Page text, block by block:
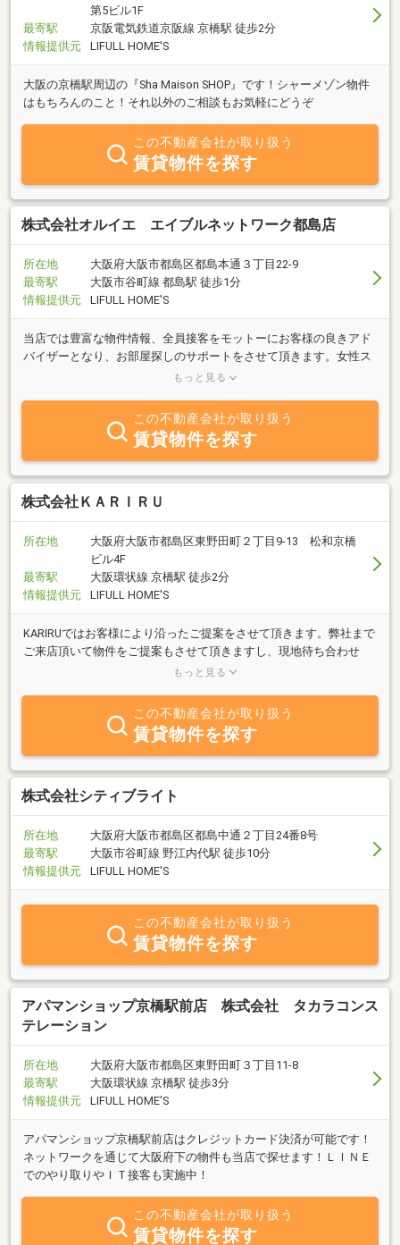
第5ビル1F
最寄駅
京阪電気鉄道京阪線 京橋駅 徒歩2分
情報提供元
LIFULL HOME'S
大阪の京橋駅周辺の『Sha Maison SHOP』です！シャーメゾン物件
はもちろんのこと！それ以外のご相談もお気軽にどうぞ
この不動産会社が取り扱う
賃貸物件を探す
株式会社オルイエ エイブルネットワーク都島店
所在地
大阪府大阪市都島区都島本通３丁目22-9
最寄駅
大阪市谷町線 都島駅 徒歩1分
情報提供元
LIFULL HOME'S
当店では豊富な物件情報、全員接客をモットーにお客様の良きアド
バイザーとなり、お部屋探しのサポートをさせて頂きます。女性ス
タッフも在籍しております。皆様のお問い合わせを心よりお待ち致
もっと見る
この不動産会社が取り扱う
賃貸物件を探す
株式会社ＫＡＲＩＲＵ
所在地
大阪府大阪市都島区東野田町２丁目9-13 松和京橋
ビル4F
最寄駅
大阪環状線 京橋駅 徒歩2分
情報提供元
LIFULL HOME'S
KARIRUではお客様により沿ったご提案をさせて頂きます。弊社まで
ご来店頂いて物件をご提案もさせて頂きますし、現地待ち合わせ
女性スタッフ希望 オンラインでの接客・案内等も対応させて頂き
もっと見る
この不動産会社が取り扱う
賃貸物件を探す
株式会社シティブライト
所在地
大阪府大阪市都島区都島中通２丁目24番8号
最寄駅
大阪市谷町線 野江内代駅 徒歩10分
情報提供元
LIFULL HOME'S
この不動産会社が取り扱う
賃貸物件を探す
アパマンショップ京橋駅前店 株式会社 タカラコンス
テレーション
所在地
大阪府大阪市都島区東野田町３丁目11-8
最寄駅
大阪環状線 京橋駅 徒歩3分
情報提供元
LIFULL HOME'S
アパマンショップ京橋駅前店はクレジットカード決済が可能です！
ネットワークを通じて大阪府下の物件も当店で探せます！ＬＩＮＥ
でのやり取りやＩＴ接客も実施中！
この不動産会社が取り扱う
賃貸物件を探す